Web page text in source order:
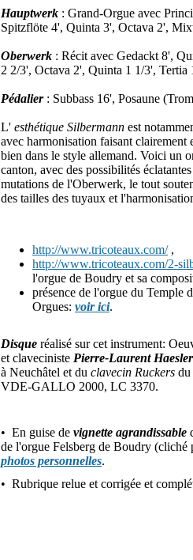
Hauptwerk : Grand-Orgue avec
Spitzflöte 4', Quinta 3', Octava 2',
Oberwerk : Récit avec Gedackt 8',
2 2/3', Octava 2', Quinta 1 1/3',
Pédalier : Subbass 16', Posaune
L' esthétique Silbermann est
avec harmonisation faisant
bien dans le style allemand. Voici un
canton, avec des possibilités
mutations de l'Oberwerk, le tout
des tailles des tuyaux et
http://www.tricoteaux.com/,
http://www.tricoteaux.com/2-
l'orgue de Boudry et sa
présence de l'orgue du Temple
Orgues: voir ici.
Disque réalisé sur cet instrument:
et claveciniste Pierre-Laurent Haesler
à Neuchâtel et du clavecin Ruckers du
VDE-GALLO 2000, LC 3370.
• En guise de vignette agrandissable
de l'orgue Felsberg de Boudry (cliché
photos personnelles.
• Rubrique relue et corrigée et